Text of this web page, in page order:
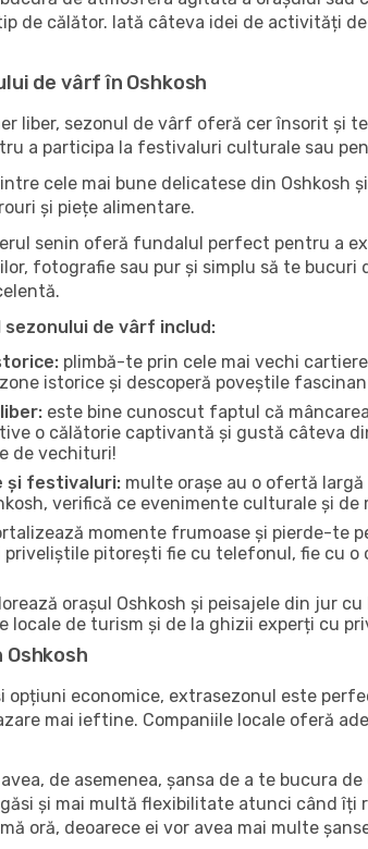
de călător. Iată câteva idei de activități
de vârf în Oshkosh
liber, sezonul de vârf oferă cer însorit și
a participa la festivaluri culturale sau
cele mai bune delicatese din
și piețe alimentare.
senin oferă fundalul perfect pentru a
fotografie sau pur și simplu să te
de vârf includ:
plimbă-te prin cele mai vechi
istorice și descoperă poveștile
este bine cunoscut faptul că
o călătorie captivantă și gustă câteva
de vechituri!
și festivaluri: multe orașe au o ofertă
verifică ce evenimente culturale și de
momente frumoase și pierde-te
pitorești fie cu telefonul, fie cu
orașul Oshkosh și peisajele din jur
locale de turism și de la ghizii experți cu
opțiuni economice, extrasezonul este
mai ieftine. Companiile locale oferă
de asemenea, șansa de a te bucura
și mai multă flexibilitate atunci când
oră, deoarece ei vor avea mai multe